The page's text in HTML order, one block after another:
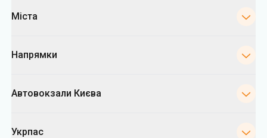
Міста
Напрямки
Автовокзали Києва
Укрпас